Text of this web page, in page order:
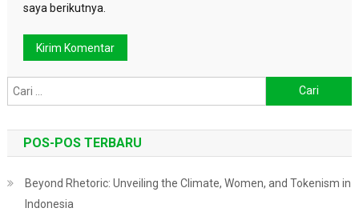
saya berikutnya.
untuk:
POS-POS TERBARU
Beyond Rhetoric: Unveiling the Climate, Women, and Tokenism in
Indonesia